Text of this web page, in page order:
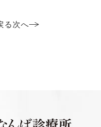
る 次へ